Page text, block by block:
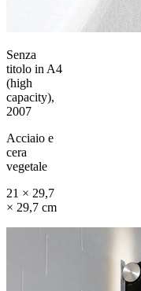
Senza
titolo in A4
(high
capacity),
2007
Acciaio e
cera
vegetale
21 × 29,7
× 29,7 cm